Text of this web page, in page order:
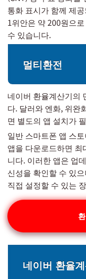
통화 표시가 함께 제
1위안은 약 200원으
수 있습니다.
멀티환전
네이버 환율계산기의
다. 달러와 엔화, 위완
면 별도의 앱 설치가
일반 스마트폰 앱 스
앱을 다운로드하면
니다. 이러한 앱은 업
신성을 확인할 수 있
직접 설정할 수 있는
네이버 환율